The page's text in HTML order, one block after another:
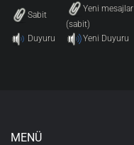
Sabit
Yeni mesajlar
(sabit)
Duyuru
Yeni Duyuru
MENÜ